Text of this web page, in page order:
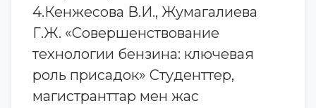
4.Кенжесова В.И., Жумагалиева
Г.Ж. «Совершенствование
технологии бензина: ключевая
роль присадок» Студенттер,
магистранттар мен жас